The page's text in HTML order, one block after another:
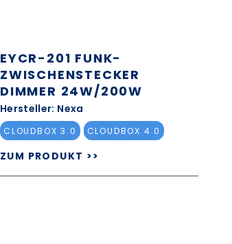
EYCR-201 FUNK-
ZWISCHENSTECKER
DIMMER 24W/200W
Hersteller: Nexa
CLOUDBOX 3.0 CLOUDBOX 4.0
ZUM PRODUKT >>